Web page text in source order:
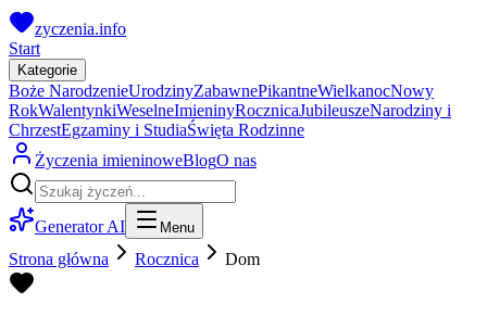
zyczenia.info
Start
Kategorie
Boże NarodzenieUrodzinyZabawnePikantneWielkanocNowy
RokWalentynkiWeselneImieninyRocznicaJubileuszeNarodziny i
ChrzestEgzaminy i StudiaŚwięta Rodzinne
Życzenia imieninoweBlogO nas
Generator AI Menu
Strona główna Rocznica Dom